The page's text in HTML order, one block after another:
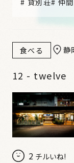
# 貸別荘# 仲
食べる 静
12 - twelve
2 チルいね!